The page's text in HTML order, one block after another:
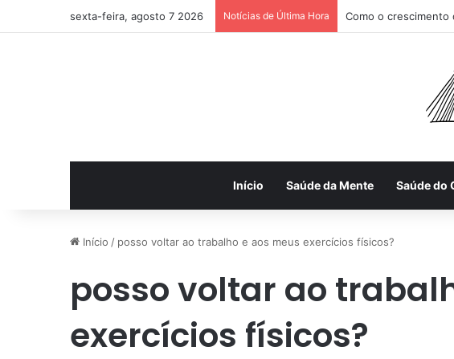
sexta-feira, agosto 7 2026 Notícias de Última Hora Como o crescimento
Início Saúde da Mente Saúde do
Início / posso voltar ao trabalho e aos meus exercícios físicos?
posso voltar ao
exercícios físicos?